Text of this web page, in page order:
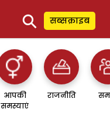
⚲ सब्सक्राइब
आपकी
समस्याएं
राजनीति